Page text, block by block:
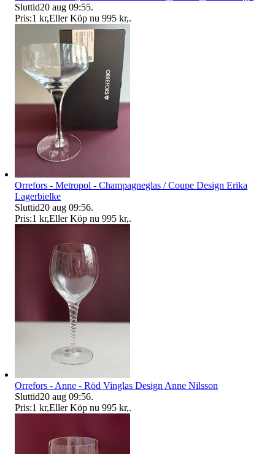
Sluttid20 aug 09:55.
Pris:1 kr,Eller Köp nu 995 kr,.
Orrefors - Metropol - Champagneglas / Coupe Design Erika
Lagerbielke
Sluttid20 aug 09:56.
Pris:1 kr,Eller Köp nu 995 kr,.
Orrefors - Anne - Röd Vinglas Design Anne Nilsson
Sluttid20 aug 09:56.
Pris:1 kr,Eller Köp nu 995 kr,.